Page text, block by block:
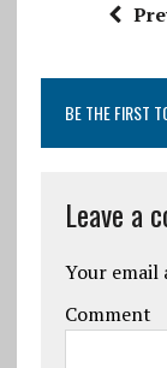
BE THE FIRST
Leave a
Your email
Comment